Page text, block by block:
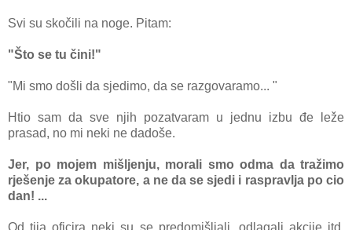
Svi su skočili na noge. Pitam:
"Što se tu čini!"
"Mi smo došli da sjedimo, da se razgovaramo... "
Htio sam da sve njih pozatvaram u jednu izbu đe leže
prasad, no mi neki ne dadoše.
Jer, po mojem mišljenju, morali smo odma da tražimo
rješenje za okupatore, a ne da se sjedi i raspravlja po cio
dan! ...